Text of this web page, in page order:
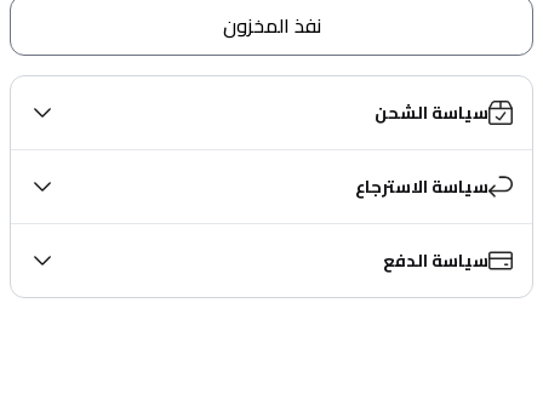
نفذ المخزون
سياسة الشحن
سياسة الاسترجاع
سياسة الدفع